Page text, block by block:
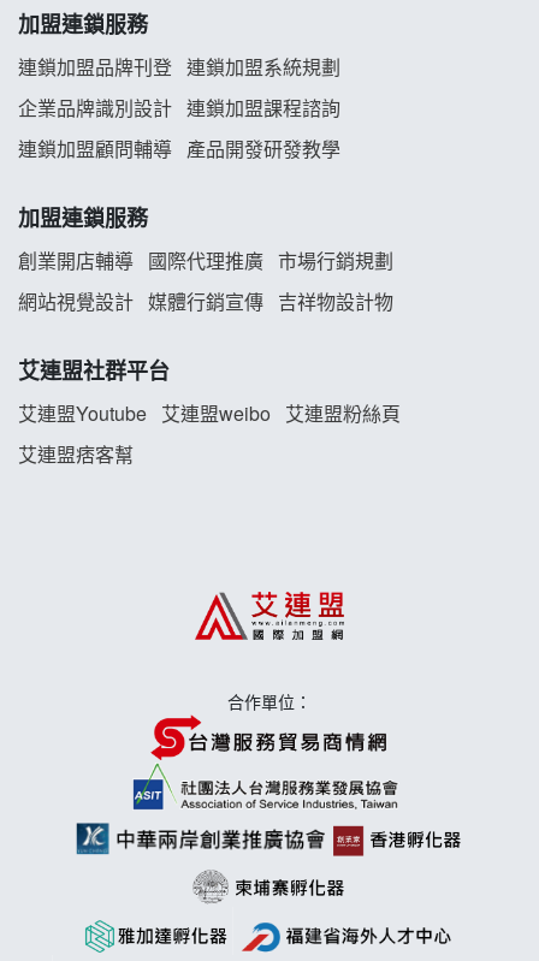
義氣豐發雞加盟說明會
Mr.Wish加盟說明會
雞咕雞咕加盟說明會
TEA TOP加盟說明會
珍好味臭臭鍋加盟說明會
藍象廷泰式火鍋加盟說明會
日十。早午食加盟說明會
莫尼早餐Morni加盟說明會
加盟連鎖服務
連鎖加盟品牌刊登 連鎖加盟系統規劃
企業品牌識別設計 連鎖加盟課程諮詢
連鎖加盟顧問輔導 產品開發研發教學
加盟連鎖服務
創業開店輔導 國際代理推廣 市場行銷規劃
網站視覺設計 媒體行銷宣傳 吉祥物設計物
艾連盟社群平台
艾連盟Youtube 艾連盟weibo
艾連盟粉絲頁
艾連盟痞客幫
合作單位：